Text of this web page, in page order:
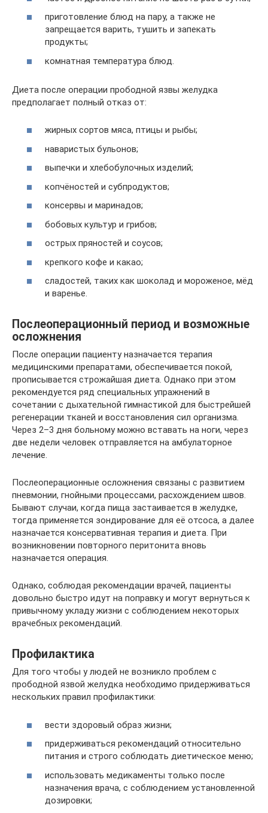
приготовление блюд на пару, а также не
запрещается варить, тушить и запекать
продукты;
комнатная температура блюд.
Диета после операции прободной язвы желудка
предполагает полный отказ от:
жирных сортов мяса, птицы и рыбы;
наваристых бульонов;
выпечки и хлебобулочных изделий;
копчёностей и субпродуктов;
консервы и маринадов;
бобовых культур и грибов;
острых пряностей и соусов;
крепкого кофе и какао;
сладостей, таких как шоколад и мороженое, мёд
и варенье.
Послеоперационный период и возможные
осложнения
После операции пациенту назначается терапия
медицинскими препаратами, обеспечивается покой,
прописывается строжайшая диета. Однако при этом
рекомендуется ряд специальных упражнений в
сочетании с дыхательной гимнастикой для быстрейшей
регенерации тканей и восстановления сил организма.
Через 2–3 дня больному можно вставать на ноги, через
две недели человек отправляется на амбулаторное
лечение.
Послеоперационные осложнения связаны с развитием
пневмонии, гнойными процессами, расхождением швов.
Бывают случаи, когда пища застаивается в желудке,
тогда применяется зондирование для её отсоса, а далее
назначается консервативная терапия и диета. При
возникновении повторного перитонита вновь
назначается операция.
Однако, соблюдая рекомендации врачей, пациенты
довольно быстро идут на поправку и могут вернуться к
привычному укладу жизни с соблюдением некоторых
врачебных рекомендаций.
Профилактика
Для того чтобы у людей не возникло проблем с
прободной язвой желудка необходимо придерживаться
нескольких правил профилактики:
вести здоровый образ жизни;
придерживаться рекомендаций относительно
питания и строго соблюдать диетическое меню;
использовать медикаменты только после
назначения врача, с соблюдением установленной
дозировки;